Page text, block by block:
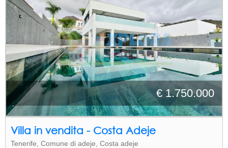
€ 1.750.000
Villa in vendita - Costa Adeje
Tenerife, Comune di adeje, Costa adeje